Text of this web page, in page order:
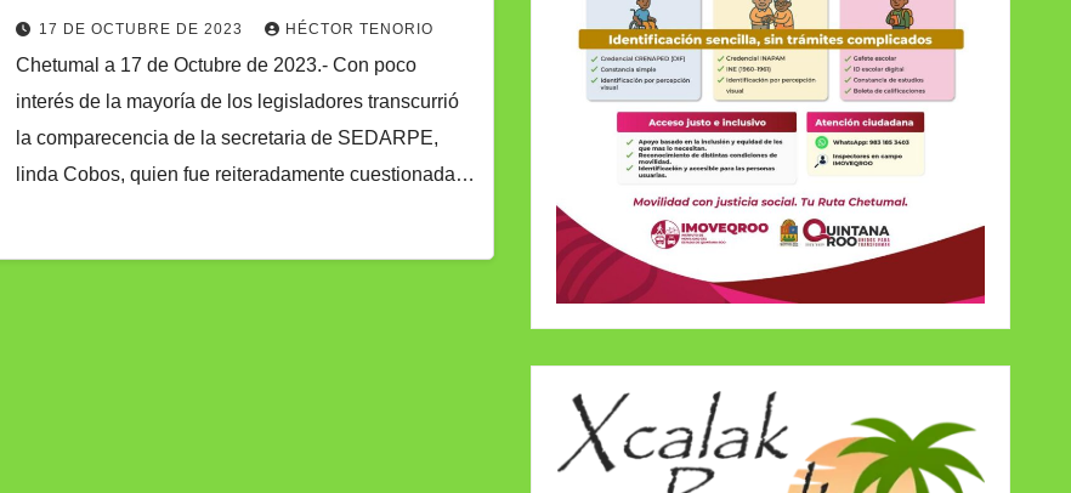
17 DE OCTUBRE DE 2023 HÉCTOR TENORIO
Chetumal a 17 de Octubre de 2023.- Con poco
interés de la mayoría de los legisladores transcurrió
la comparecencia de la secretaria de SEDARPE,
linda Cobos, quien fue reiteradamente cuestionada…